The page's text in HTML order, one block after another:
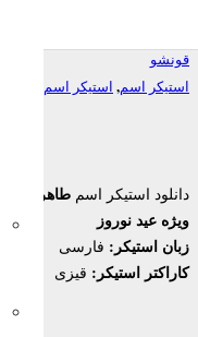
قونشو
استیکر اسم, استیکر اسم سال نو
دانلود استیکر اسم طاهره
ویژه عید نوروز
زبان استیکر: فارسی
کاراکتر استیکر: قیزی